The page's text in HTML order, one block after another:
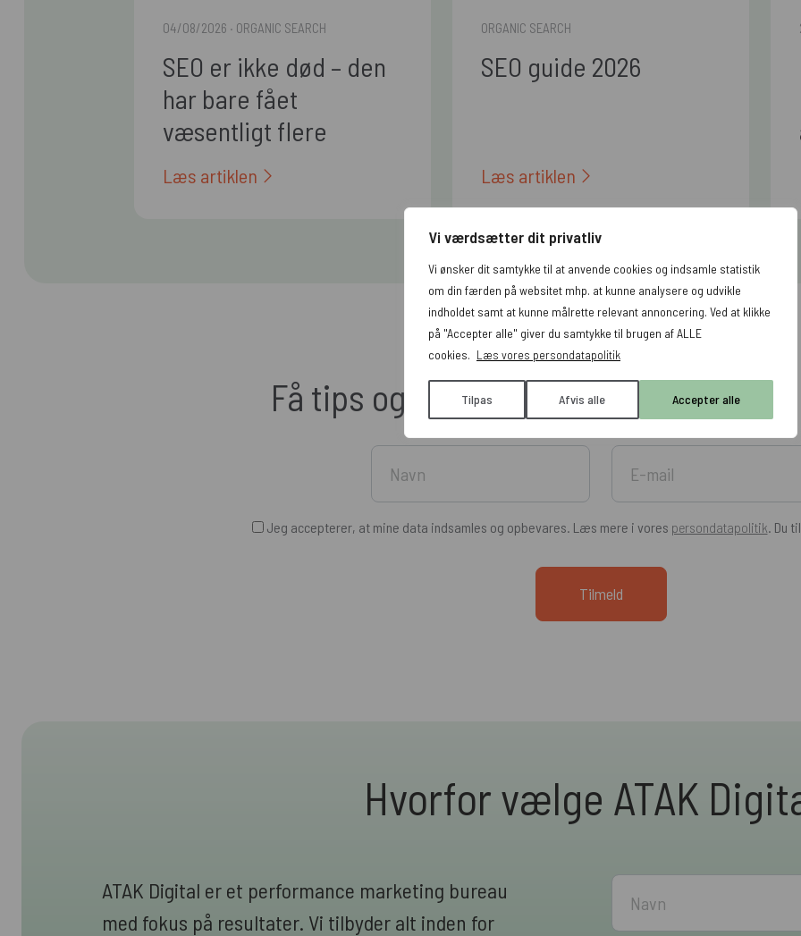
Vi værdsætter dit privatliv
Vi ønsker dit samtykke til at anvende cookies og indsamle statistik
om din færden på websitet mhp. at kunne analysere og udvikle
indholdet samt at kunne målrette relevant annoncering. Ved at klikke
på "Accepter alle" giver du samtykke til brugen af ALLE
cookies. Læs vores persondatapolitik
Tilpas Afvis alle Accepter alle
04/08/2026 · ORGANIC SEARCH
SEO er ikke død – den
har bare fået
væsentligt flere
arbejdsopgaver
Læs artiklen
ORGANIC SEARCH
SEO guide 2026
Læs artiklen
Få tips og tricks leveret direkte til
Jeg accepterer, at mine data indsamles og opbevares. Læs mere i vores persondatapolitik. Du
Hvorfor vælge ATAK
ATAK Digital er et performance marketing bureau
med fokus på resultater. Vi tilbyder alt inden for